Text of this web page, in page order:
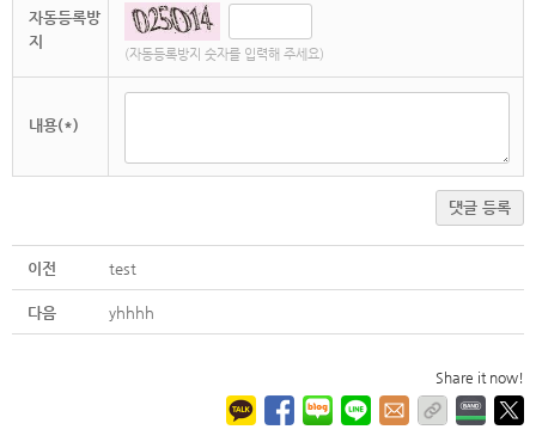
자동등록방
지
(자동등록방지 숫자를 입력해 주세요)
내용(*)
댓글 등록
이전 test
다음 yhhhh
Share it now!